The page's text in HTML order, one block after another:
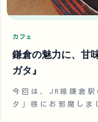
カフェ
鎌倉の魅力に、甘
ガタ』
今回は、JR線鎌倉
タ」様にお邪魔し